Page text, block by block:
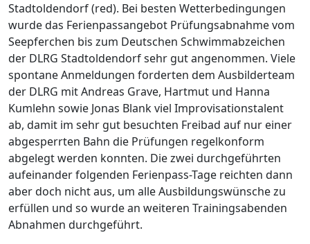
Stadtoldendorf (red). Bei besten Wetterbedingungen
wurde das Ferienpassangebot Prüfungsabnahme vom
Seepferchen bis zum Deutschen Schwimmabzeichen
der DLRG Stadtoldendorf sehr gut angenommen. Viele
spontane Anmeldungen forderten dem Ausbilderteam
der DLRG mit Andreas Grave, Hartmut und Hanna
Kumlehn sowie Jonas Blank viel Improvisationstalent
ab, damit im sehr gut besuchten Freibad auf nur einer
abgesperrten Bahn die Prüfungen regelkonform
abgelegt werden konnten. Die zwei durchgeführten
aufeinander folgenden Ferienpass-Tage reichten dann
aber doch nicht aus, um alle Ausbildungswünsche zu
erfüllen und so wurde an weiteren Trainingsabenden
Abnahmen durchgeführt.